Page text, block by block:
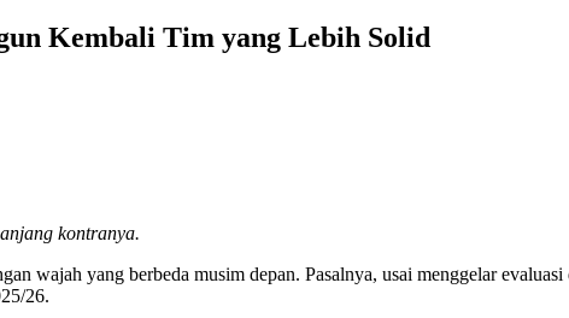
Kembali Tim yang Lebih Solid
kontranya.
wajah yang berbeda musim depan. Pasalnya, usai menggelar
26.